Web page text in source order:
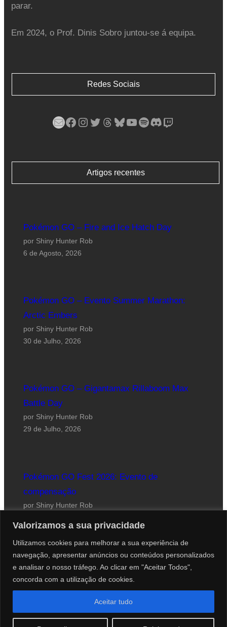
Valorizamos a sua privacidade
Utilizamos cookies para melhorar a sua experiência de
navegação, apresentar anúncios ou conteúdos personalizados
e analisar o nosso tráfego. Ao clicar em "Aceitar Todos",
concorda com a utilização de cookies.
Aceitar tudo
parar.
Em 2024, o Prof. Dinis Sobro juntou-se á equipa.
Redes Sociais
Mail Facebook Instagram Twitter Threads Bluesky YouTube Spotify Discord Twitch
Artigos recentes
Pokémon GO – Fire and Ice Hatch Day
por Shiny Hunter Rob
6 de Agosto, 2026
Pokémon GO – Evento Summer Marathon:
Arctic Embers
por Shiny Hunter Rob
30 de Julho, 2026
Pokémon GO – Gigantamax Rillaboom Max
Battle Day
por Shiny Hunter Rob
29 de Julho, 2026
Pokémon GO Fest 2026: Evento de
compensação
por Shiny Hunter Rob
Website desenhado por Roberto Coutinho
© 2012-2026 PokéCenter Blog